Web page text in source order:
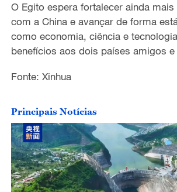
O Egito espera fortalecer ainda
com a China e avançar de forma
como economia, ciência e
benefícios aos dois países amigos
Fonte: Xinhua
Principais Notícias